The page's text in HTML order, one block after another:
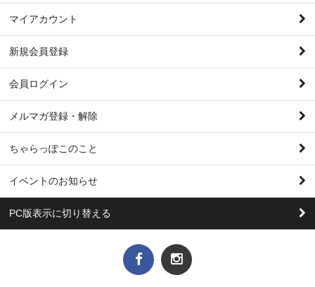
マイアカウント
新規会員登録
会員ログイン
メルマガ登録・解除
ちゃらっぽこのこと
イベントのお知らせ
PC版表示に切り替える